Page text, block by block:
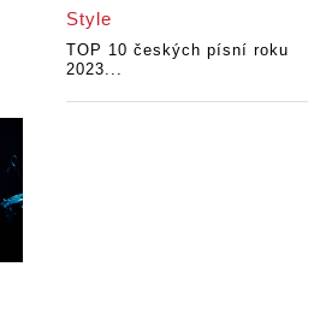
Style
TOP 10 českých písní roku
2023...